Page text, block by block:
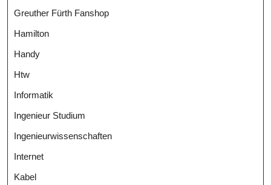
Greuther Fürth Fanshop
Hamilton
Handy
Htw
Informatik
Ingenieur Studium
Ingenieurwissenschaften
Internet
Kabel